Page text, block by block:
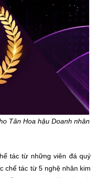
Tân Hoa hậu Doanh nhân
tác từ những viên đá quý
chế tác từ 5 nghệ nhân kim